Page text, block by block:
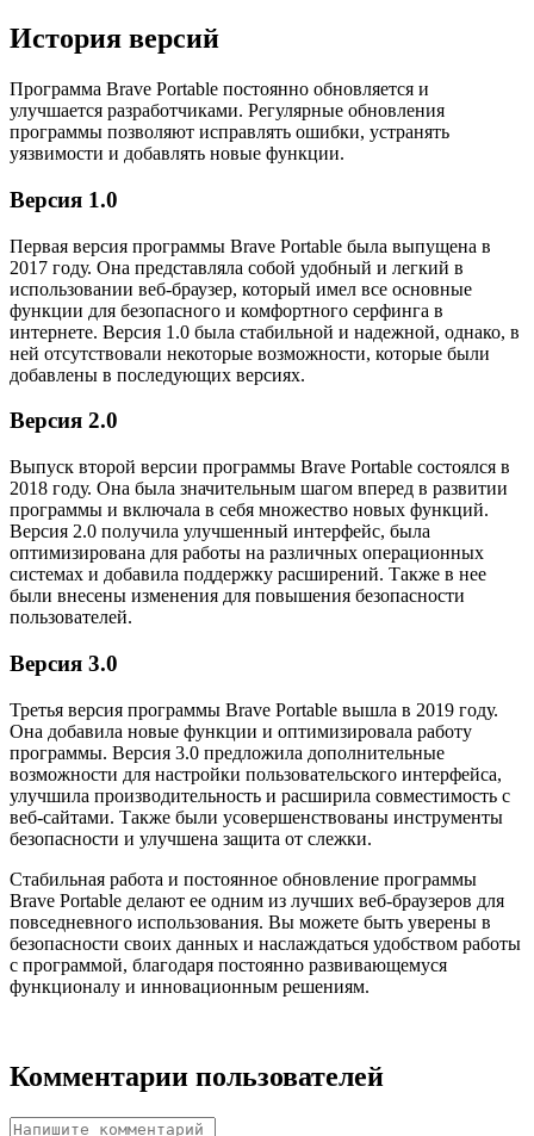
История версий
Программа Brave Portable постоянно обновляется и
улучшается разработчиками. Регулярные обновления
программы позволяют исправлять ошибки, устранять
уязвимости и добавлять новые функции.
Версия 1.0
Первая версия программы Brave Portable была выпущена в
2017 году. Она представляла собой удобный и легкий в
использовании веб-браузер, который имел все основные
функции для безопасного и комфортного серфинга в
интернете. Версия 1.0 была стабильной и надежной, однако, в
ней отсутствовали некоторые возможности, которые были
добавлены в последующих версиях.
Версия 2.0
Выпуск второй версии программы Brave Portable состоялся в
2018 году. Она была значительным шагом вперед в развитии
программы и включала в себя множество новых функций.
Версия 2.0 получила улучшенный интерфейс, была
оптимизирована для работы на различных операционных
системах и добавила поддержку расширений. Также в нее
были внесены изменения для повышения безопасности
пользователей.
Версия 3.0
Третья версия программы Brave Portable вышла в 2019 году.
Она добавила новые функции и оптимизировала работу
программы. Версия 3.0 предложила дополнительные
возможности для настройки пользовательского интерфейса,
улучшила производительность и расширила совместимость с
веб-сайтами. Также были усовершенствованы инструменты
безопасности и улучшена защита от слежки.
Стабильная работа и постоянное обновление программы
Brave Portable делают ее одним из лучших веб-браузеров для
повседневного использования. Вы можете быть уверены в
безопасности своих данных и наслаждаться удобством работы
с программой, благодаря постоянно развивающемуся
функционалу и инновационным решениям.
Комментарии пользователей